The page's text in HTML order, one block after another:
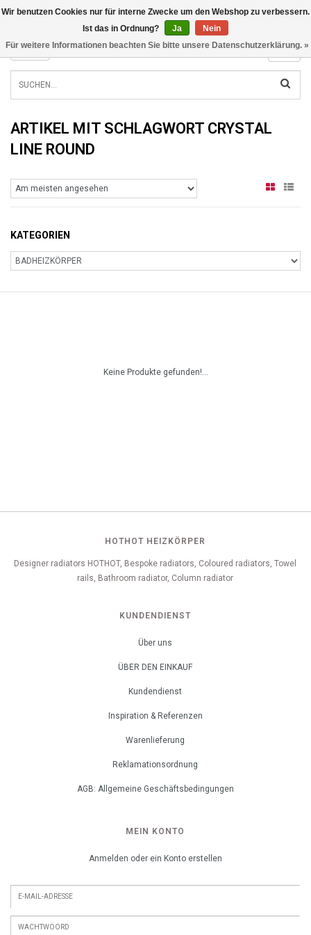
INFO@RADIATORS.SHOP
MENU
ARTIKEL MIT SCHLAGWORT CRYSTAL
LINE ROUND
KATEGORIEN
Keine Produkte gefunden!...
HOTHOT HEIZKÖRPER
Designer radiators HOTHOT, Bespoke radiators, Coloured radiators, Towel
rails, Bathroom radiator, Column radiator
KUNDENDIENST
Über uns
ÜBER DEN EINKAUF
Kundendienst
Inspiration & Referenzen
Warenlieferung
Reklamationsordnung
AGB: Allgemeine Geschäftsbedingungen
MEIN KONTO
Anmelden oder ein Konto erstellen
Wir benutzen Cookies nur für interne Zwecke um den Webshop zu verbessern.
Ist das in Ordnung?
Ja
Nein
Für weitere Informationen beachten Sie bitte unsere Datenschutzerklärung. »